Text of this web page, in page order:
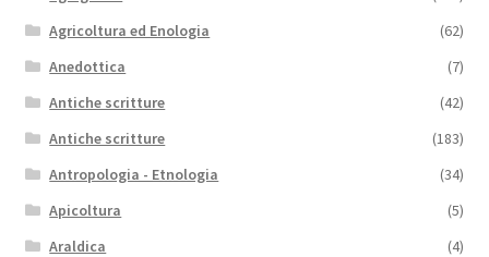
Agricoltura ed Enologia
(62)
Anedottica
(7)
Antiche scritture
(42)
Antiche scritture
(183)
Antropologia - Etnologia
(34)
Apicoltura
(5)
Araldica
(4)